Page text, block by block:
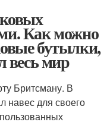
Как можно
бутылки,
весь мир
Бритсману. В
навес для своего